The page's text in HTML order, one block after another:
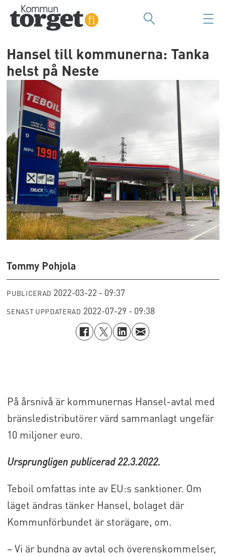
Hansel till kommunerna: Tanka
helst på Neste
Tommy Pohjola
PUBLICERAD 2022-03-22 - 09:37
SENAST UPPDATERAD 2022-07-29 - 09:38
På årsnivå är kommunernas Hansel-avtal med
bränsledistributörer värd sammanlagt ungefär
10 miljoner euro.
Ursprungligen publicerad 22.3.2022.
Teboil omfattas inte av EU:s sanktioner. Om
läget ändras tänker Hansel, bolaget där
Kommunförbundet är storägare, om.
– Vi är bundna av avtal och överenskommelser,